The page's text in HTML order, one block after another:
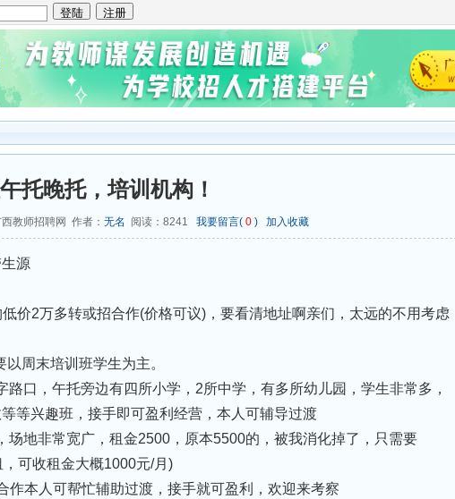
托晚托，培训机构！
教师招聘网 作者： 无名 阅读： 8241 我要留言( 0) 加入收藏
源
价2万多转或招合作(价格可议)，要看清地址啊亲们，太远的不用考虑
周末培训班学生为主。
口，午托旁边有四所小学，2所中学，有多所幼儿园，学生非常多，
等兴趣班，接手即可盈利经营，本人可辅导过渡
地非常宽广，租金2500，原本5500的，被我消化掉了，只需要
可收租金大概1000元/月)
本人可帮忙辅助过渡，接手就可盈利，欢迎来考察